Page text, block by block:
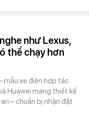
như Lexus,
thể chạy hơn
mẫu xe điện hợp tác
Huawei mang thiết kế
– chuẩn bị nhận đặt